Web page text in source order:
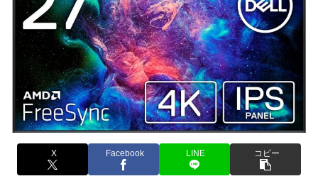
X Facebook LINE コピー